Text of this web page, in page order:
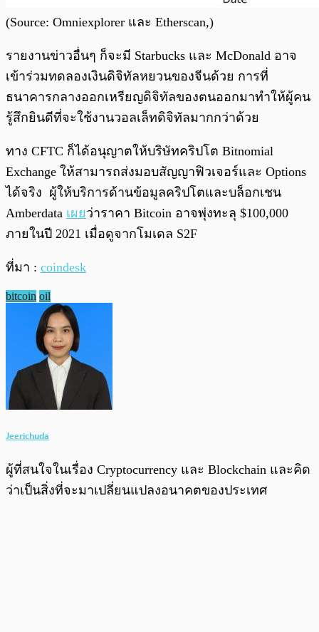
(Source: Omniexplorer และ Etherscan,)
รายงานข่าวอื่นๆ ก็จะมี Starbucks และ McDonald อาจ
เข้าร่วมทดลองเงินดิจิทัลหยวนของจีนด้วย การที่
ธนาคารกลางออกเหรียญดิจิทัลของตนออกมาทำให้ผู้คน
รู้สึกยินดีที่จะใช้งานวอลเล็ทดิจิทัลมากกว่าด้วย
ทาง CFTC ก็ได้อนุญาตให้บริษัทคริปโต Bitnomial
Exchange ให้สามารถส่งมอบสัญญาฟิวเจอร์และ Options
ได้จริง ผู้ให้บริการด้านข้อมูลคริปโตและบล็อกเชน
Amberdata เผยว่าราคา Bitcoin อาจพุ่งทะลุ $100,000
ภายในปี 2021 เมื่อดูจากโมเดล S2F
ที่มา : coindesk
bitcoin oil
Jeerichuda
ผู้ที่สนใจในเรื่อง Cryptocurrency และ Blockchain และคิด
ว่าเป็นสิ่งที่จะมาเปลี่ยนแปลงอนาคตของประเทศ